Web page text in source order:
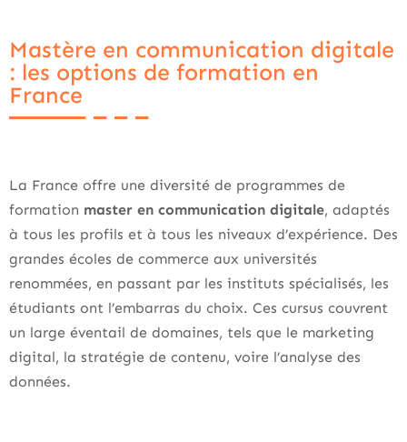
Mastère en communication digitale
: les options de formation en
France
La France offre une diversité de programmes de
formation master en communication digitale, adaptés
à tous les profils et à tous les niveaux d’expérience. Des
grandes écoles de commerce aux universités
renommées, en passant par les instituts spécialisés, les
étudiants ont l’embarras du choix. Ces cursus couvrent
un large éventail de domaines, tels que le marketing
digital, la stratégie de contenu, voire l’analyse des
données.